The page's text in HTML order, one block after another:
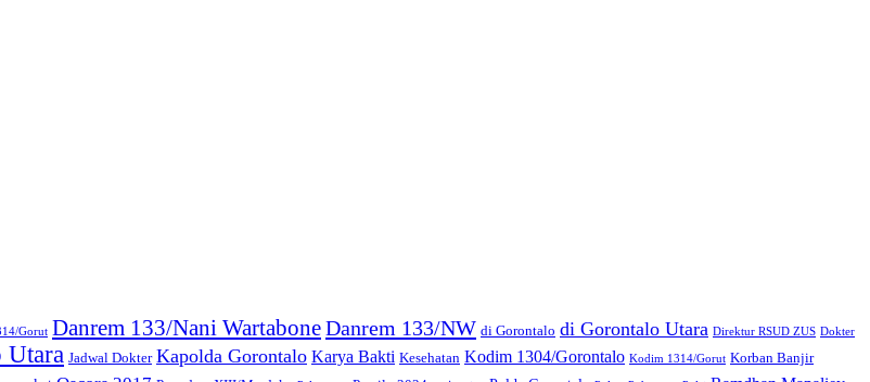
Gorut Danrem 133/Nani WartaboneDanrem 133/NW di Gorontalo di Gorontalo Utara Direktur RSUD ZUS Dokter
Utara Jadwal Dokter Kapolda Gorontalo Karya Bakti Kesehatan Kodim 1304/Gorontalo Kodim 1314/Gorut Korban Banjir